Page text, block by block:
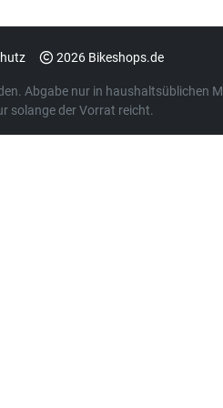
2026 Bikeshops.de
Abgabe nur in haushaltsüblichen
solange der Vorrat reicht.